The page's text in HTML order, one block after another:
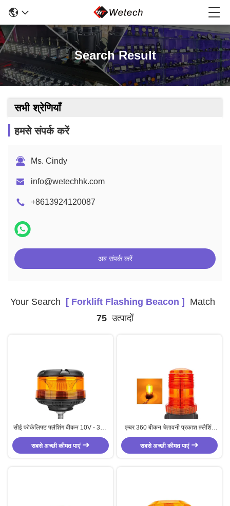
Search Result
सभी श्रेणियाँ
हमसे संपर्क करें
Ms. Cindy
info@wetechhk.com
+8613924120087
अब संपर्क करें
Your Search [ Forklift Flashing Beacon ]
Match
75 उत्पादों
सीई फोर्कलिफ्ट फ्लैशिंग बीकन 10V - 36V
एम्बर आपातकालीन रोशनी
सबसे अच्छी कीमत पाएं
एम्बर 360 बीकन चेतावनी प्रकाश फ़्लैशिंग
बीकन लाइट फोर्कलिफ्ट चेतावनी प्रकाश
सबसे अच्छी कीमत पाएं